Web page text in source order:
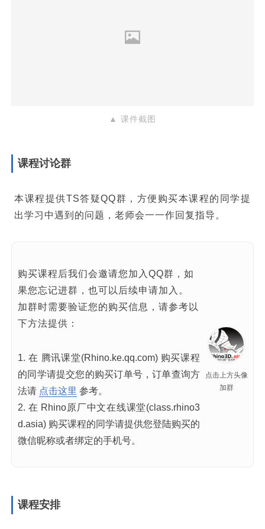
出学习中遇到的问题，老师会一一作回复指导。
下方法提供：
1. 在 腾讯课堂(Rhino.ke.qq.com) 购买课程
的同学请提交您的购买订单号，订单查询方
2. 在 Rhino原厂中文在线课堂(class.rhino3
d.asia) 购买课程的同学请提供您登陆购买的
微信昵称或者绑定的手机号
点击上方头像
加群
01 第一节课